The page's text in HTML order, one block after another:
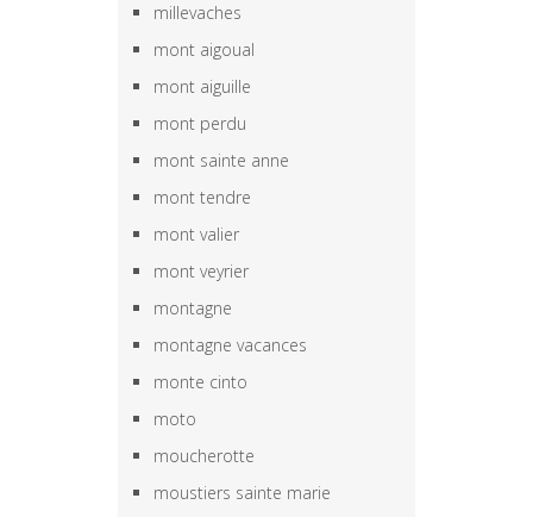
millevaches
mont aigoual
mont aiguille
mont perdu
mont sainte anne
mont tendre
mont valier
mont veyrier
montagne
montagne vacances
monte cinto
moto
moucherotte
moustiers sainte marie